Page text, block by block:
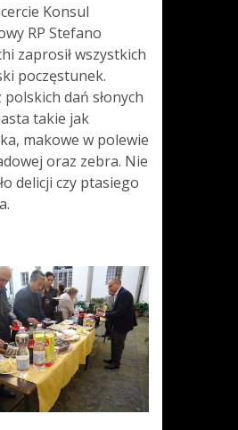
Konsul
RP Stefano
zaprosił wszystkich
poczęstunek.
polskich dań słonych
takie jak
makowe w polewie
oraz zebra. Nie
delicji czy ptasiego